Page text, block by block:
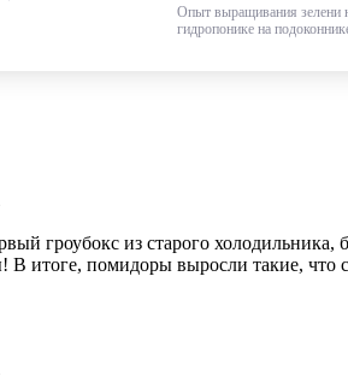
Опыт выращивания зелени
гидропонике на
гроубокс из старого
В итоге, помидоры выросли такие, что